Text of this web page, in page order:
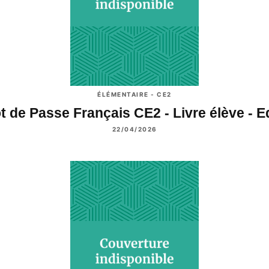
ÉLÉMENTAIRE - CE2
de Passe Français CE2 - Livre élève -
22/04/2026